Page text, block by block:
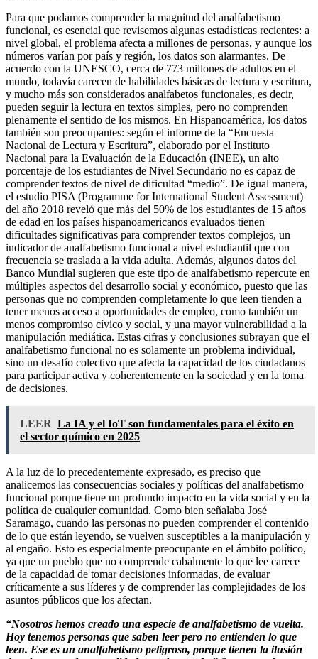
Para que podamos comprender la magnitud del analfabetismo
funcional, es esencial que revisemos algunas estadísticas recientes: a
nivel global, el problema afecta a millones de personas, y aunque los
números varían por país y región, los datos son alarmantes. De
acuerdo con la UNESCO, cerca de 773 millones de adultos en el
mundo, todavía carecen de habilidades básicas de lectura y escritura,
y mucho más son considerados analfabetos funcionales, es decir,
pueden seguir la lectura en textos simples, pero no comprenden
plenamente el sentido de los mismos. En Hispanoamérica, los datos
también son preocupantes: según el informe de la “Encuesta
Nacional de Lectura y Escritura”, elaborado por el Instituto
Nacional para la Evaluación de la Educación (INEE), un alto
porcentaje de los estudiantes de Nivel Secundario no es capaz de
comprender textos de nivel de dificultad “medio”. De igual manera,
el estudio PISA (Programme for International Student Assessment)
del año 2018 reveló que más del 50% de los estudiantes de 15 años
de edad en los países hispanoamericanos evaluados tienen
dificultades significativas para comprender textos complejos, un
indicador de analfabetismo funcional a nivel estudiantil que con
frecuencia se traslada a la vida adulta. Además, algunos datos del
Banco Mundial sugieren que este tipo de analfabetismo repercute en
múltiples aspectos del desarrollo social y económico, puesto que las
personas que no comprenden completamente lo que leen tienden a
tener menos acceso a oportunidades de empleo, como también un
menos compromiso cívico y social, y una mayor vulnerabilidad a la
manipulación mediática. Estas cifras y conclusiones subrayan que el
analfabetismo funcional no es solamente un problema individual,
sino un desafío colectivo que afecta la capacidad de los ciudadanos
para participar activa y coherentemente en la sociedad y en la toma
de decisiones.
LEER La IA y el IoT son fundamentales para el éxito en
el sector químico en 2025
A la luz de lo precedentemente expresado, es preciso que
analicemos las consecuencias sociales y políticas del analfabetismo
funcional porque tiene un profundo impacto en la vida social y en la
política de cualquier comunidad. Como bien señalaba José
Saramago, cuando las personas no pueden comprender el contenido
de lo que están leyendo, se vuelven susceptibles a la manipulación y
al engaño. Esto es especialmente preocupante en el ámbito político,
ya que un pueblo que no comprende cabalmente lo que lee carece
de la capacidad de tomar decisiones informadas, de evaluar
críticamente a sus líderes y de comprender las complejidades de los
asuntos públicos que los afectan.
“Nosotros hemos creado una especie de analfabetismo de vuelta.
Hoy tenemos personas que saben leer pero no entienden lo que
leen. Ese es un analfabetismo peligroso, porque tienen la ilusión